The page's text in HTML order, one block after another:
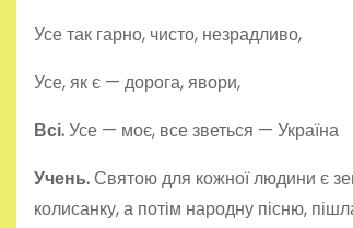
Усе так гарно, чисто, незрадливо,
Усе, як є — дорога, явори,
Всі.Усе — моє, все зветься — Україна
Учень.Святою для кожної людини є
колисанку, а потім народну пісню,